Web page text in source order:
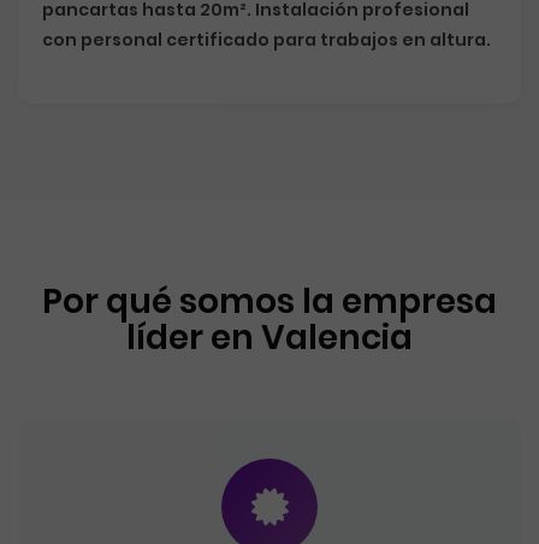
pancartas hasta 20m². Instalación profesional
con personal certificado para trabajos en altura.
Por qué somos la empresa
líder en Valencia